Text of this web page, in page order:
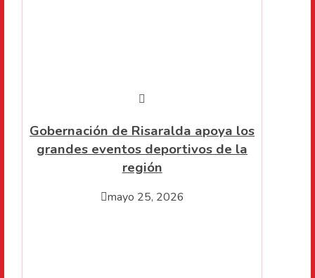
Gobernación de Risaralda apoya los
grandes eventos deportivos de la
región
mayo 25, 2026